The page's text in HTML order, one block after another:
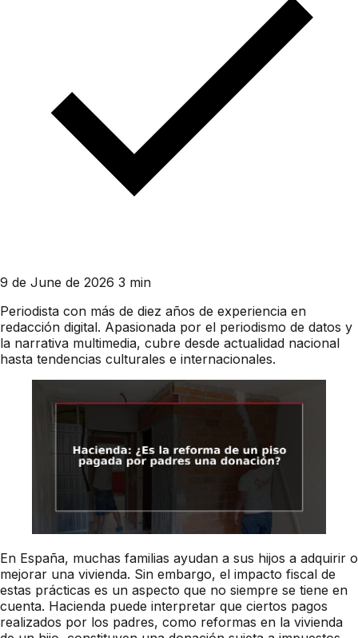
9 de June de 2026 3 min
Periodista con más de diez años de experiencia en
redacción digital. Apasionada por el periodismo de datos y
la narrativa multimedia, cubre desde actualidad nacional
hasta tendencias culturales e internacionales.
En España, muchas familias ayudan a sus hijos a adquirir o
mejorar una vivienda. Sin embargo, el impacto fiscal de
estas prácticas es un aspecto que no siempre se tiene en
cuenta. Hacienda puede interpretar que ciertos pagos
realizados por los padres, como reformas en la vivienda